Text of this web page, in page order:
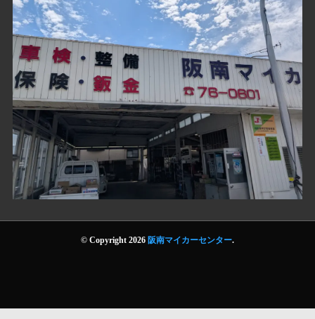
© Copyright 2026 阪南マイカーセンター.